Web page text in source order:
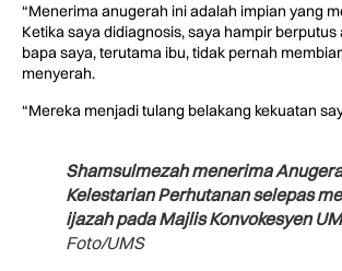
“Menerima anugerah ini adalah impian yang
Ketika saya didiagnosis, saya hampir berputus
bapa saya, terutama ibu, tidak pernah
menyerah.
“Mereka menjadi tulang belakang kekuatan
Shamsulmezah menerima
Kelestarian Perhutanan selepas
ijazah pada Majlis Konvokesyen
Foto/UMS